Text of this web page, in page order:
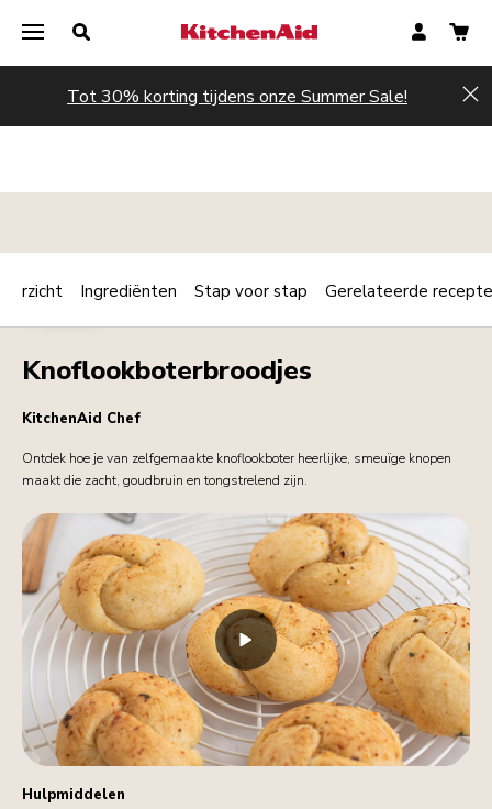
Tot 30% korting tijdens onze Summer Sale!
Hulpmiddelen
BAKKERIJ Print
Share
Knoflookboterbroodjes
KitchenAid Chef
Ontdek hoe je van zelfgemaakte knoflookboter heerlijke, smeuïge knopen
maakt die zacht, goudbruin en tongstrelend zijn.
Ingrediënten Stap voor stap Gerelateerde